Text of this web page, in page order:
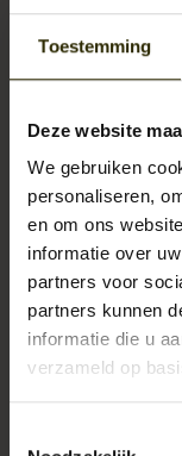
Toestemming
Deze website
We gebruiken
personaliseren,
en om ons
informatie over
partners voor
partners kunnen
informatie die u
verzameld op
3-delig tweed pak
boekentas(3)
bruiloft(1)
cadeau(3)
exclusief(3)